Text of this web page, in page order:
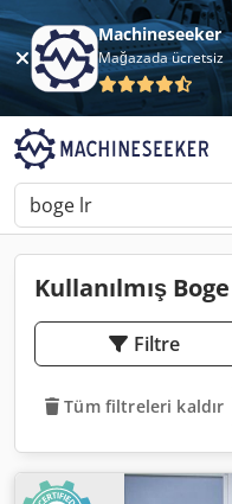
Machineseeker
Mağazada ücretsiz
Kullanılmış
Filtre
Tüm filtreleri kaldır